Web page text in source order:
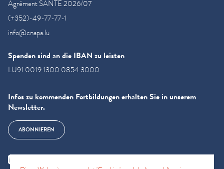
Agrément SANTE 2026/07
(+352)-49-77-77-1
info@cnapa.lu
Spenden sind an die IBAN zu leisten
LU91 0019 1300 0854 3000
Infos zu kommenden Fortbildungen erhalten Sie in unserem
Newsletter.
ABONNIEREN